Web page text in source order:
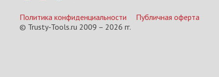
Политика конфиденциальности
Публичная оферта
© Trusty-Tools.ru 2009 – 2026 гг.